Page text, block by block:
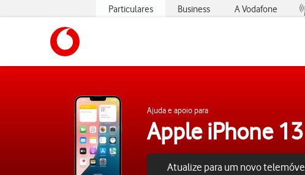
Particulares Business A Vodafone
Ajuda e apoio para
Apple iPhone
Atualize para um novo